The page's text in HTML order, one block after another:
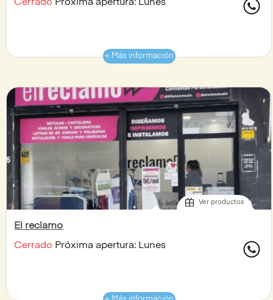
Cerrado Próxima apertura: Lunes
+ Más información
Ver productos
El reclamo
Cerrado Próxima apertura: Lunes